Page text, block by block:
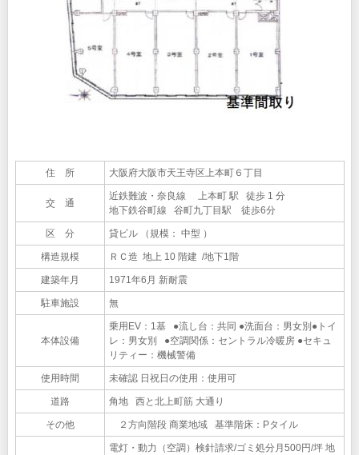
住 所 大阪府大阪市天王寺区上本町６丁目
交 通
近鉄難波・奈良線 上本町 駅 徒歩 1 分
地下鉄谷町線 谷町九丁目駅 徒歩6分
区 分 貸ビル （規模： 中型 ）
構造規模 ＲＣ造 地上 10 階建 /地下1階
建築年月 1971年6月 新耐震
駐車施設 無
本体設備
乗用EV：1基 ●流し台：共同 ●洗面台：男女別●トイ
レ：男女別 ●空調関係：セントラル冷暖房 ●セキュ
リティー：機械警備
使用時間 未確認 日祝日の使用：使用可
道路 角地 西と北上町筋 大通り
その他 ２方向階段 商業地域 基準階床：Pタイル
電灯・動力（空調）検針請求/ゴミ処分月500円/坪 地